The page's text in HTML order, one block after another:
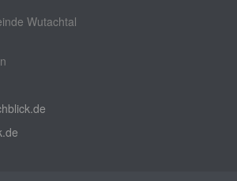
Wutachtal